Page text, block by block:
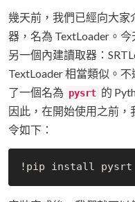
幾天前，我們已經向大家
器，名為 TextLoader。
另一個內建讀取器：
TextLoader 相當類似。
了一個名為 pysrt 的
因此，在開始使用之前
令如下：